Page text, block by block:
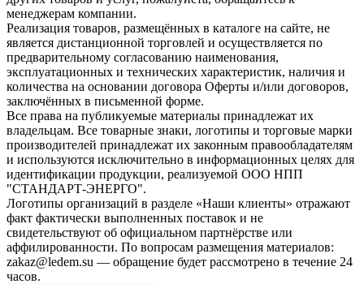
менеджерам компании.
Реализация товаров, размещённых в каталоге на сайте, не
является дистанционной торговлей и осуществляется по
предварительному согласованию наименования,
эксплуатационных и технических характеристик, наличия и
количества на основании договора Оферты и/или договоров,
заключённых в письменной форме.
Все права на публикуемые материалы принадлежат их
владельцам. Все товарные знаки, логотипы и торговые марки
производителей принадлежат их законным правообладателям
и используются исключительно в информационных целях для
идентификации продукции, реализуемой ООО НПП
"СТАНДАРТ-ЭНЕРГО".
Логотипы организаций в разделе «Наши клиенты» отражают
факт фактически выполненных поставок и не
свидетельствуют об официальном партнёрстве или
аффилированности. По вопросам размещения материалов:
zakaz@ledem.su — обращение будет рассмотрено в течение 24
часов.